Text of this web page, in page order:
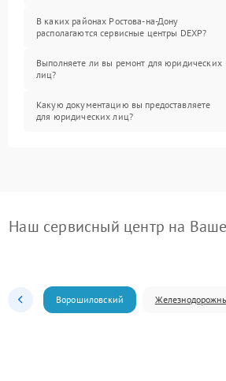
В каких районах Ростова-на-Дону
располагаются сервисные центры DEXP?
Выполняете ли вы ремонт для юридических
лиц?
Какую документацию вы предоставляете
для юридических лиц?
Наш сервисный центр на
Ворошиловский